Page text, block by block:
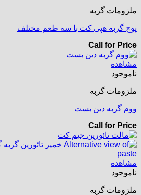
ملزومات گربه
پوچ گربه هپی کت با سه طعم مختلف
Call for Price
مشاهده
ناموجود
ملزومات گربه
ووم گربه دین بست
Call for Price
مشاهده
ناموجود
ملزومات گربه